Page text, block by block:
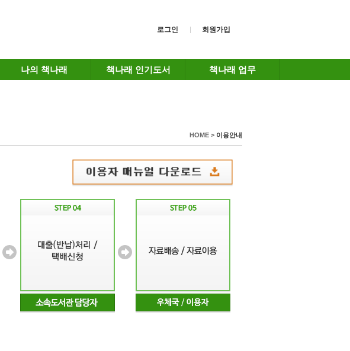
로그인 회원가입
나의 책나래 책나래 인기도서 책나래 업무
HOME > 이용안내